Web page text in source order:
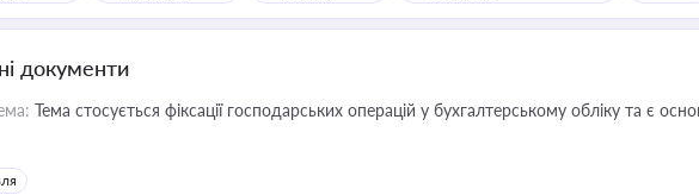
документи
Тема стосується фіксації господарських операцій у бухгалтерському обліку та є